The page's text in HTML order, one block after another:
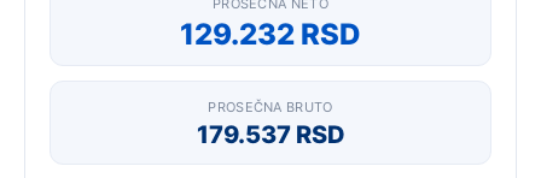
PROSEČNA NETO
129.232 RSD
PROSEČNA BRUTO
179.537 RSD